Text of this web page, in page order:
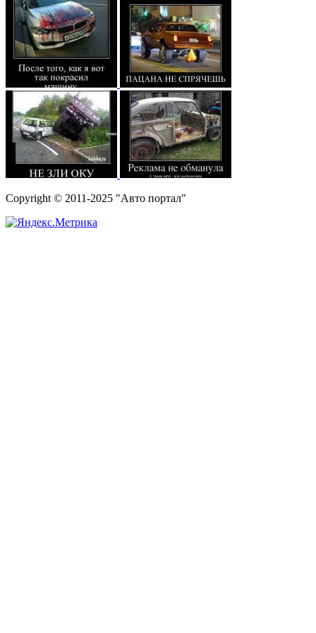
Copyright © 2011-2025 "Авто портал"